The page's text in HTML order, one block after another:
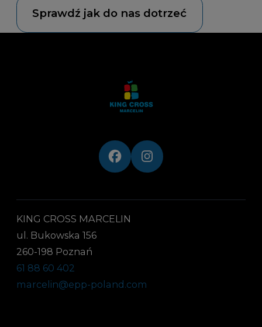
Sprawdź jak do nas dotrzeć
KING CROSS MARCELIN
ul. Bukowska 156
260-198 Poznań
61 88 60 402
marcelin@epp-poland.com